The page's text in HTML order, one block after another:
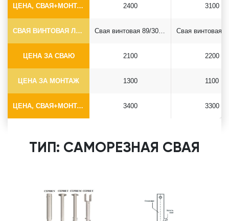
ЦЕНА, СВАЯ+МОНТАЖ (БЕЗ ОГОЛОВКА) 2400 3100
СВАЯ ВИНТОВАЯ ЛОПАСТНАЯ Ф89*6.5
ЦЕНА ЗА СВАЮ
ЦЕНА ЗА МОНТАЖ
ЦЕНА, СВАЯ+МОНТАЖ (БЕЗ ОГОЛОВКА)
2100
1300
3400
2200
1100
3300
ТИП: САМОРЕЗНАЯ СВАЯ